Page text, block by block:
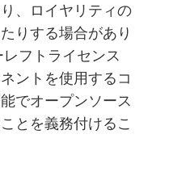
、ロイヤリティの
りする場合があり
フトライセンス
ントを使用するコ
でオープンソース
とを義務付けるこ